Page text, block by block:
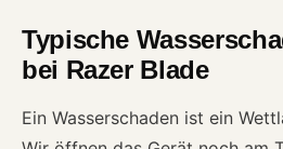
Typische
bei Razer Blade
Ein Wasserschaden ist ein